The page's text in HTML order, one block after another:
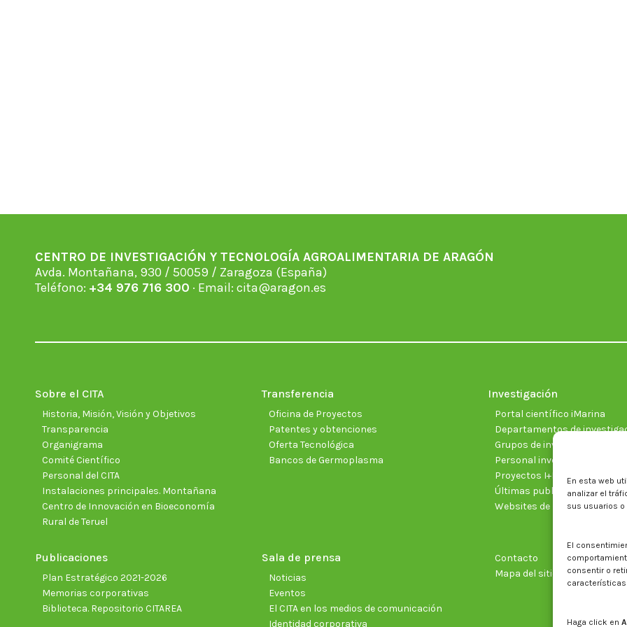
En esta web
analizar el
sus usuarios
El
consentir o
Haga click en
CENTRO DE INVESTIGACIÓN Y TECNOLOGÍA AGROALIMENTARIA DE ARAGÓN
Avda. Montañana, 930 / 50059 / Zaragoza (España)
Teléfono: +34 976 716 300 · Email: cita@aragon.es
Sobre el CITA
Historia, Misión, Visión y Objetivos
Transparencia
Organigrama
Comité Científico
Personal del CITA
Instalaciones principales. Montañana
Centro de Innovación en Bioeconomía
Rural de Teruel
Transferencia
Oficina de Proyectos
Patentes y obtenciones
Oferta Tecnológica
Bancos de Germoplasma
Investigación
Portal científico iMarina
Departamentos de
Grupos de investigación
Personal investigador
Proyectos I+D+I vigentes
Últimas publicaciones
Websites de proyectos
Publicaciones
Plan Estratégico 2021-2026
Memorias corporativas
Biblioteca. Repositorio CITAREA
Sala de prensa
Noticias
Eventos
El CITA en los medios de comunicación
Identidad corporativa
Contacto
Mapa del sitio web